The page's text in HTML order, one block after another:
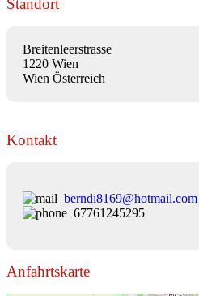
Breitenleerstrasse
1220 Wien
Wien Österreich
Kontakt
berndi8169@hotmail.com
67761245295
Anfahrtskarte